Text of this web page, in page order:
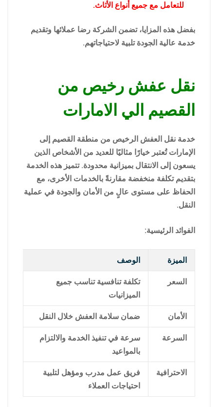
للتعامل مع جميع أنواع الأثاث.
بفضل هذه المزايا، تضمن الشركة رضا عملائها وتقديم
خدمة عالية الجودة تلبية لاحتياجاتهم.
نقل عفش رخيص من
القصيم الي الامارات
خدمة نقل العفش الرخيص من منطقة القصيم إلى
الإمارات تُعتبر خيارًا مثاليًا للعديد من الأشخاص الذين
يسعون إلى الانتقال بميزانية محدودة. تتميز هذه الخدمة
بتقديم تكلفة منخفضة مقارنةً بالخدمات الأخرى، مع
الحفاظ على مستوى عالٍ من الأمان والجودة في عملية
النقل.
الفوائد الرئيسية:
الميزة الوصف
السعر
تكلفة تنافسية تناسب جميع
الميزانيات
الأمان ضمان سلامة العفش خلال النقل
السرعة
سرعة في تنفيذ الخدمة والالتزام
بالمواعيد
الاحترافية
فريق عمل مدرب ومؤهل لتلبية
احتياجات العملاء